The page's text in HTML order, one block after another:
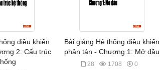
điều khiển
2: Cấu trúc
Bài giảng Hệ thống điều khiển
phân tán - Chương 1: Mở đầu
28 1708 0